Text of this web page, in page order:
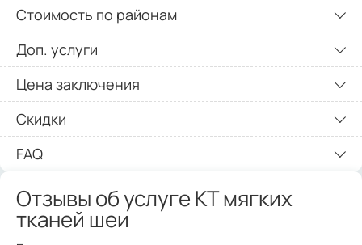
Стоимость по районам
Доп. услуги
Цена заключения
Скидки
FAQ
Отзывы об услуге КТ мягких
тканей шеи